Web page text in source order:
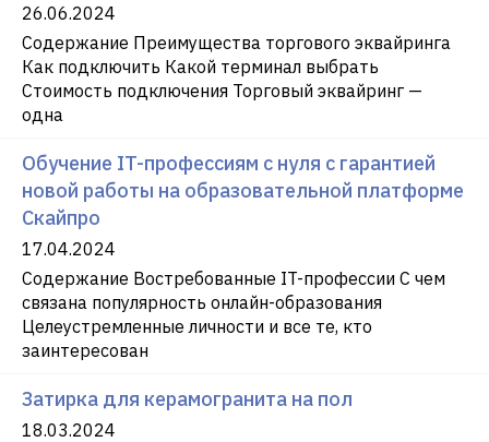
26.06.2024
Содержание Преимущества торгового эквайринга
Как подключить Какой терминал выбрать
Стоимость подключения Торговый эквайринг —
одна
Обучение IT-профессиям с нуля с гарантией
новой работы на образовательной платформе
Скайпро
17.04.2024
Содержание Востребованные IT-профессии С чем
связана популярность онлайн-образования
Целеустремленные личности и все те, кто
заинтересован
Затирка для керамогранита на пол
18.03.2024